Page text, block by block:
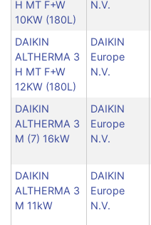
H MT F+W
10KW (180L)
N.V.
DAIKIN
ALTHERMA 3
H MT F+W
12KW (180L)
DAIKIN
Europe
N.V.
DAIKIN
ALTHERMA 3
M (7) 16kW
DAIKIN
Europe
N.V.
DAIKIN
ALTHERMA 3
M 11kW
DAIKIN
Europe
N.V.